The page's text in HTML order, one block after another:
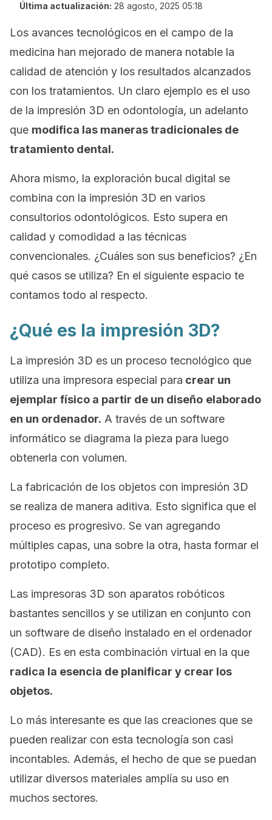
Última actualización: 28 agosto, 2025 05:18
Los avances tecnológicos en el campo de la
medicina han mejorado de manera notable la
calidad de atención y los resultados alcanzados
con los tratamientos. Un claro ejemplo es el uso
de la impresión 3D en odontología, un adelanto
que modifica las maneras tradicionales de
tratamiento dental.
Ahora mismo, la exploración bucal digital se
combina con la impresión 3D en varios
consultorios odontológicos. Esto supera en
calidad y comodidad a las técnicas
convencionales. ¿Cuáles son sus beneficios? ¿En
qué casos se utiliza? En el siguiente espacio te
contamos todo al respecto.
¿Qué es la impresión 3D?
La impresión 3D es un proceso tecnológico que
utiliza una impresora especial para crear un
ejemplar físico a partir de un diseño elaborado
en un ordenador. A través de un software
informático se diagrama la pieza para luego
obtenerla con volumen.
La fabricación de los objetos con impresión 3D
se realiza de manera aditiva. Esto significa que el
proceso es progresivo. Se van agregando
múltiples capas, una sobre la otra, hasta formar el
prototipo completo.
Las impresoras 3D son aparatos robóticos
bastantes sencillos y se utilizan en conjunto con
un software de diseño instalado en el ordenador
(CAD). Es en esta combinación virtual en la que
radica la esencia de planificar y crear los
objetos.
Lo más interesante es que las creaciones que se
pueden realizar con esta tecnología son casi
incontables. Además, el hecho de que se puedan
utilizar diversos materiales amplía su uso en
muchos sectores.